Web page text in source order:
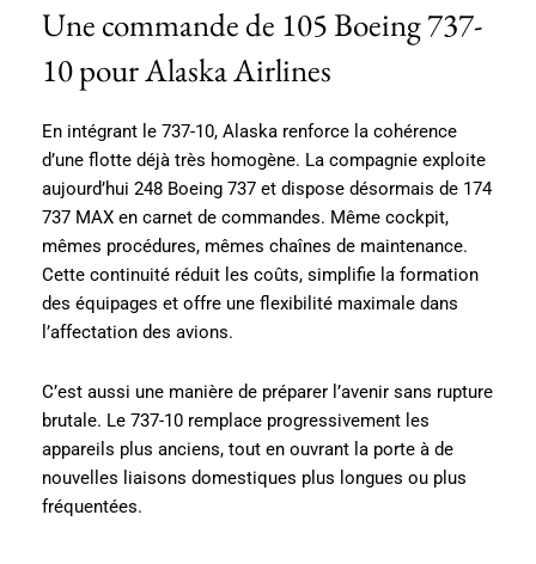
Une commande de 105 Boeing 737-
10 pour Alaska Airlines
En intégrant le 737-10, Alaska renforce la cohérence
d’une flotte déjà très homogène. La compagnie exploite
aujourd’hui 248 Boeing 737 et dispose désormais de 174
737 MAX en carnet de commandes. Même cockpit,
mêmes procédures, mêmes chaînes de maintenance.
Cette continuité réduit les coûts, simplifie la formation
des équipages et offre une flexibilité maximale dans
l’affectation des avions.
C’est aussi une manière de préparer l’avenir sans rupture
brutale. Le 737-10 remplace progressivement les
appareils plus anciens, tout en ouvrant la porte à de
nouvelles liaisons domestiques plus longues ou plus
fréquentées.